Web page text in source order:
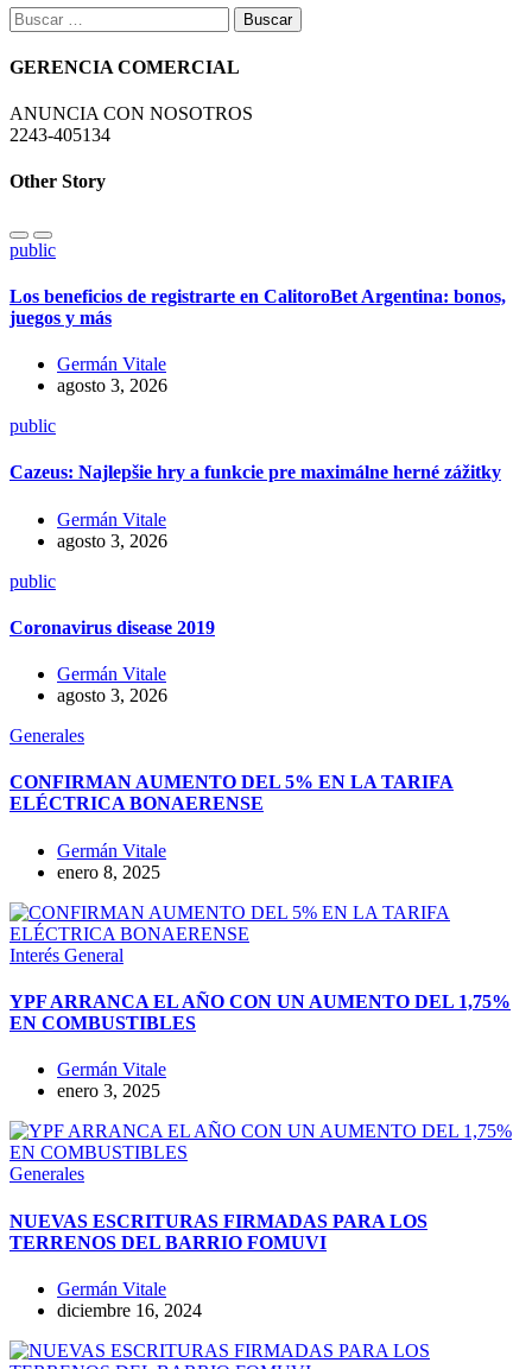
Buscar:
GERENCIA COMERCIAL
ANUNCIA CON NOSOTROS
2243-405134
Other Story
public
Los beneficios de registrarte en CalitoroBet Argentina: bonos,
juegos y más
Germán Vitale
agosto 3, 2026
public
Cazeus: Najlepšie hry a funkcie pre maximálne herné zážitky
Germán Vitale
agosto 3, 2026
public
Coronavirus disease 2019
Germán Vitale
agosto 3, 2026
Generales
CONFIRMAN AUMENTO DEL 5% EN LA TARIFA
ELÉCTRICA BONAERENSE
Germán Vitale
enero 8, 2025
Interés General
YPF ARRANCA EL AÑO CON UN AUMENTO DEL 1,75%
EN COMBUSTIBLES
Germán Vitale
enero 3, 2025
Generales
NUEVAS ESCRITURAS FIRMADAS PARA LOS
TERRENOS DEL BARRIO FOMUVI
Germán Vitale
diciembre 16, 2024